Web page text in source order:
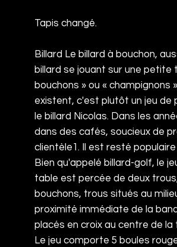
Tapis changé.
Billard Le billard à bouchon,
billard se jouant sur une petite
bouchons » ou « champignons »
existent, c'est plutôt un jeu de
le billard Nicolas. Dans les
dans des cafés, soucieux de
clientèle1 . Il est resté populaire
Bien qu'appelé billard-golf, le
table est percée de deux
bouchons, trous situés au
proximité immédiate de la
placés en croix au centre de
Le jeu comporte 5 boules